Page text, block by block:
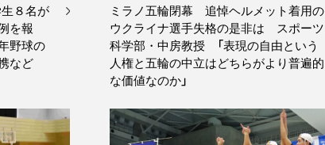
８名が
を報
野球の
など
ミラノ五輪閉幕 追悼ヘルメット着用の
ウクライナ選手失格の是非は スポーツ
科学部・中房教授 「表現の自由という
人権と五輪の中立はどちらがより普遍的
な価値なのか」